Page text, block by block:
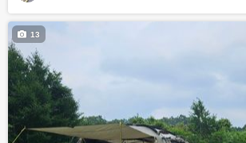
13